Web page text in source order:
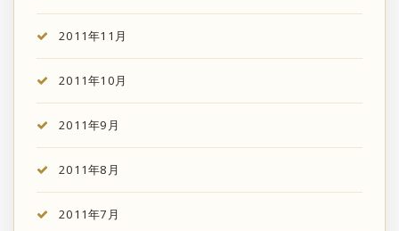
2011年11月
2011年10月
2011年9月
2011年8月
2011年7月